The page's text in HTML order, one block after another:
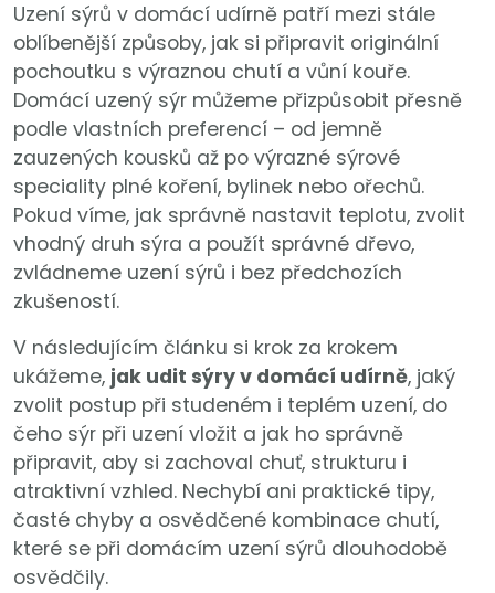
Uzení sýrů v domácí udírně patří mezi stále
oblíbenější způsoby, jak si připravit originální
pochoutku s výraznou chutí a vůní kouře.
Domácí uzený sýr můžeme přizpůsobit přesně
podle vlastních preferencí – od jemně
zauzených kousků až po výrazné sýrové
speciality plné koření, bylinek nebo ořechů.
Pokud víme, jak správně nastavit teplotu, zvolit
vhodný druh sýra a použít správné dřevo,
zvládneme uzení sýrů i bez předchozích
zkušeností.
V následujícím článku si krok za krokem
ukážeme, jak udit sýry v domácí udírně, jaký
zvolit postup při studeném i teplém uzení, do
čeho sýr při uzení vložit a jak ho správně
připravit, aby si zachoval chuť, strukturu i
atraktivní vzhled. Nechybí ani praktické tipy,
časté chyby a osvědčené kombinace chutí,
které se při domácím uzení sýrů dlouhodobě
osvědčily.